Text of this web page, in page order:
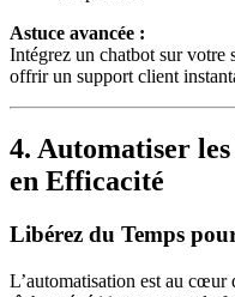
Astuce avancée :
Intégrez un chatbot sur votre
offrir un support client
4. Automatiser
en Efficacité
Libérez du Temps
L’automatisation est au